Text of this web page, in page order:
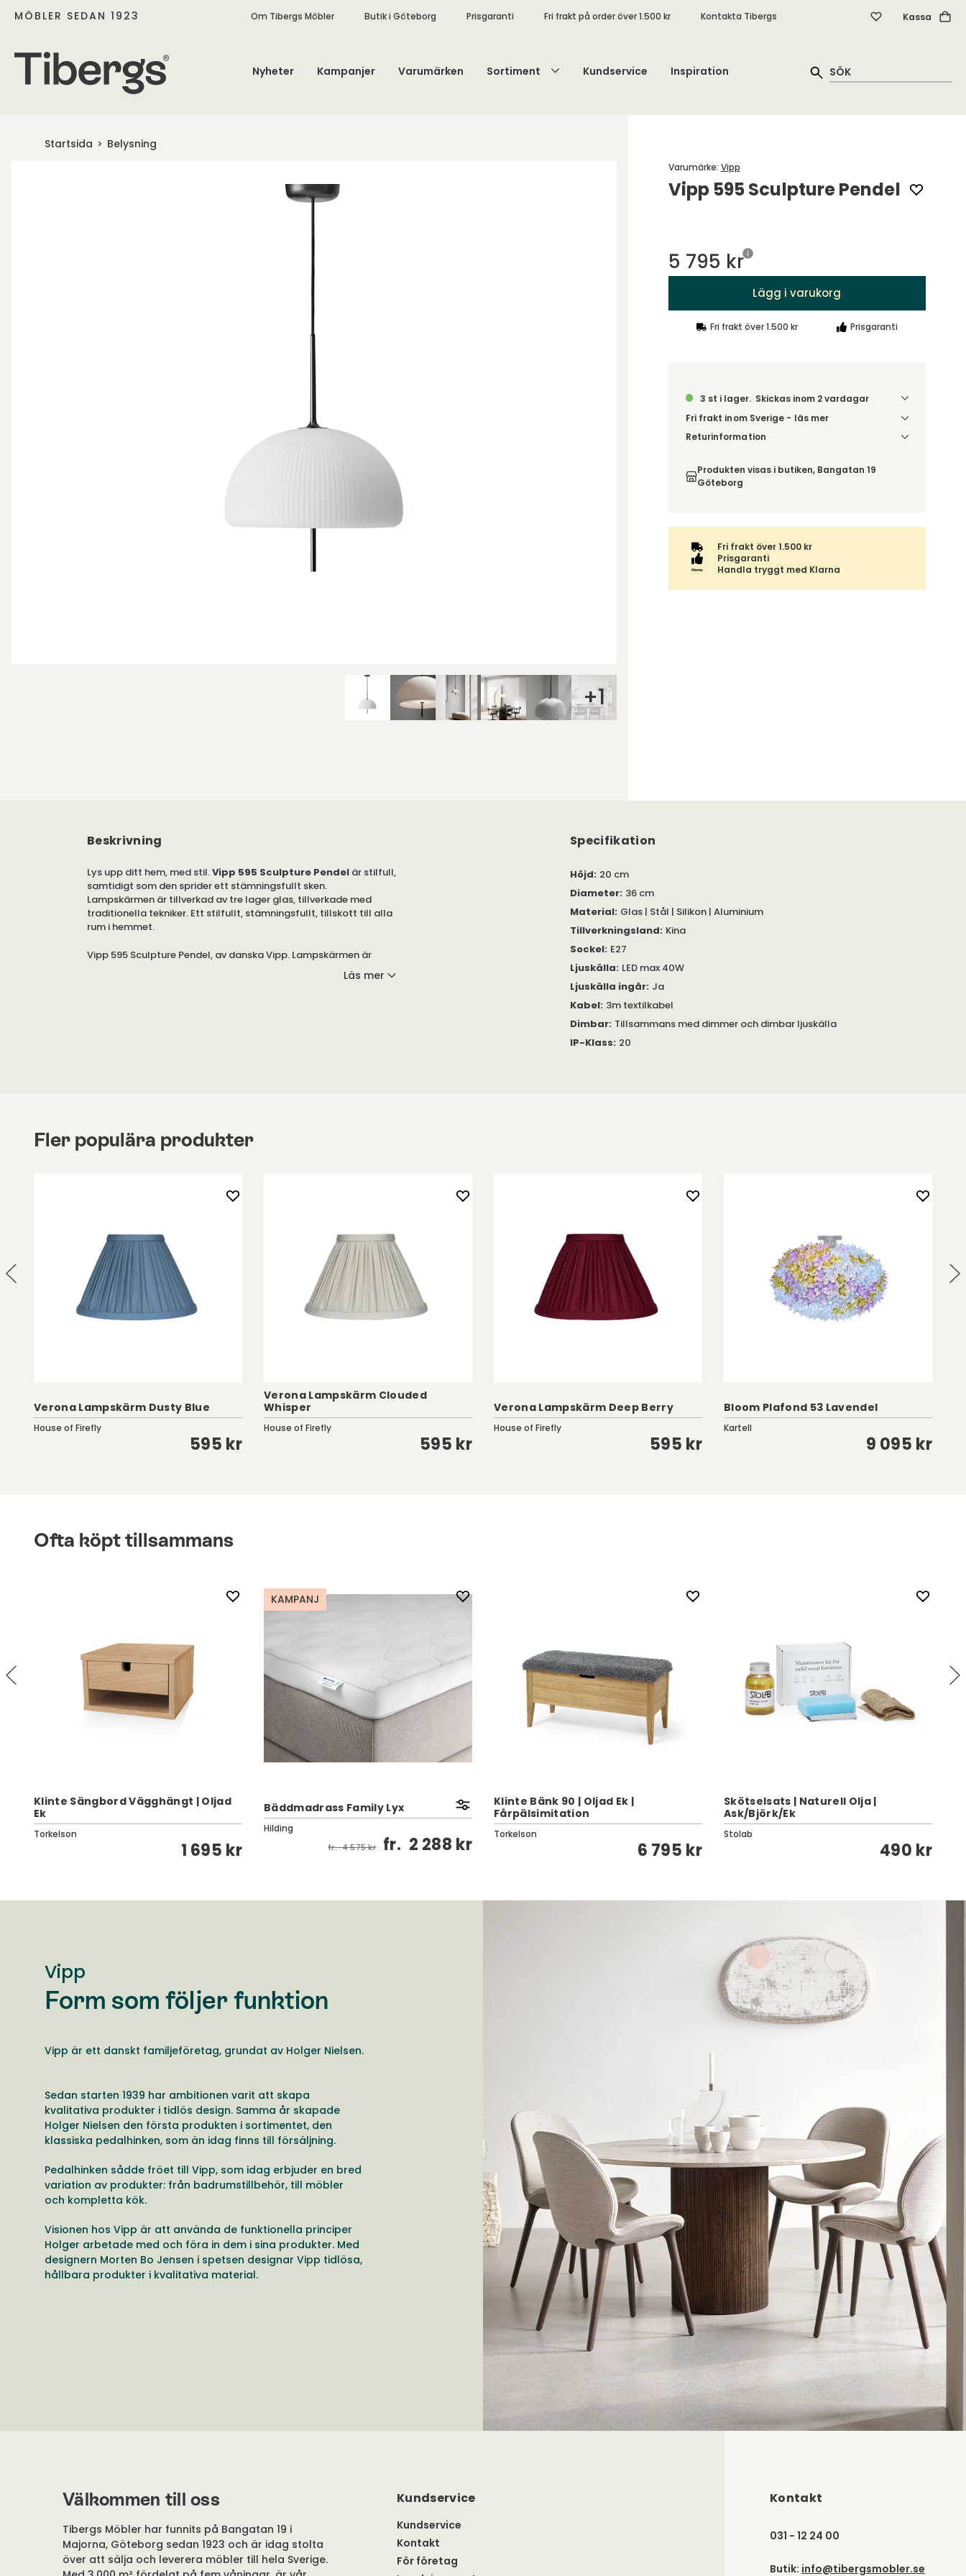
MÖBLER SEDAN 1923 Om Tibergs Möbler Butik i Göteborg Prisgaranti Fri frakt på order över 1.500 kr Kontakta Tibergs Kassa
Nyheter Kampanjer Varumärken Sortiment Kundservice Inspiration
Startsida Belysning
+1
Vipp 595 Sculpture Pendel
Varumärke: Vipp
5 795 kr
Lägg i varukorg
Fri frakt över 1.500 kr Prisgaranti
3 st i lager. Skickas inom 2 vardagar
Fri frakt inom Sverige - läs mer
Denna vara skickas till ett ombud. Du väljer själv i
finns att hämta. Beställs varan ihop med andra
produkter skickas hela ordern tillsammans med
Returinformation
emot din order, enligtdistansavtalslagen.
Produkten visas i butiken, Bangatan 19
Göteborg
Fri frakt över 1.500 kr
Prisgaranti
Handla tryggt med Klarna
Beskrivning
Lys upp ditt hem, med stil.Vipp 595 Sculpture Pendel är stilfull,
samtidigt som den sprider ett stämningsfullt sken.
Lampskärmen är tillverkad av tre lager glas, tillverkade med
traditionella tekniker. Ett stilfullt, stämningsfullt, tillskott till alla
rum i hemmet.
Vipp 595 Sculpture Pendel, av danska Vipp. Lampskärmen är
Läs mer
Specifikation
Höjd: 20 cm
Diameter: 36 cm
Material: Glas | Stål | Silikon | Aluminium
Tillverkningsland: Kina
Sockel: E27
Ljuskälla: LED max 40W
Ljuskälla ingår: Ja
Kabel: 3m textilkabel
Dimbar: Tillsammans med dimmer och dimbar ljuskälla
IP-Klass: 20
Fler populära produkter
Verona Lampskärm Dusty Blue
House of Firefly
595 kr
Verona Lampskärm Clouded
Whisper
House of Firefly
595 kr
Verona Lampskärm Deep Berry
House of Firefly
595 kr
Bloom Plafond 53 Lavendel
Kartell
9 095 kr
Ofta köpt tillsammans
Klinte Sängbord Vägghängt | Oljad
Ek
Torkelson
1 695 kr
KAMPANJ
Bäddmadrass Family Lyx
Hilding
fr. 4 575 kr fr. 2 288 kr
Klinte Bänk 90 | Oljad Ek |
Fårpälsimitation
Torkelson
6 795 kr
Skötselsats | Naturell Olja |
Ask/Björk/Ek
Stolab
490 kr
Vipp
Form som följer funktion
Vipp är ett danskt familjeföretag, grundat av Holger Nielsen.
Sedan starten 1939 har ambitionen varit att skapa
kvalitativa produkter i tidlös design. Samma år skapade
Holger Nielsen den första produkten i sortimentet, den
klassiska pedalhinken, som än idag finns till försäljning.
Pedalhinken sådde fröet till Vipp, som idag erbjuder en bred
variation av produkter: från badrumstillbehör, till möbler
och kompletta kök.
Visionen hos Vipp är att använda de funktionella principer
Holger arbetade med och föra in dem i sina produkter. Med
designern Morten Bo Jensen i spetsen designar Vipp tidlösa,
hållbara produkter i kvalitativa material.
Välkommen till oss
Tibergs Möbler har funnits på Bangatan 19 i
Majorna, Göteborg sedan 1923 och är idag stolta
över att sälja och leverera möbler till hela Sverige.
Kundservice
Kundservice
Kontakt
För företag
Kontakt
031 - 12 24 00
Butik: info@tibergsmobler.se